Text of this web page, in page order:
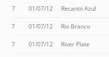
7 01/07/12 Recanto Azul
7 01/07/12 Rio Branco
7 01/07/12 River Plate